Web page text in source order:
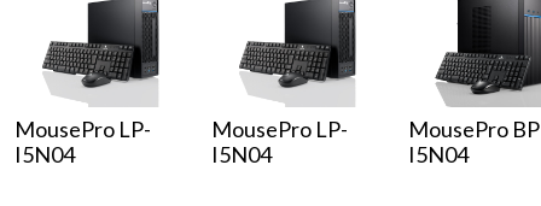
ディスプレイ
Windows 11|
Copilot+ PC
AIおすすめパソコン
Windows 11| Copilot+ PC
MousePro LP-
I5N04
MousePro LP-
I5N04
MousePro
I5N04